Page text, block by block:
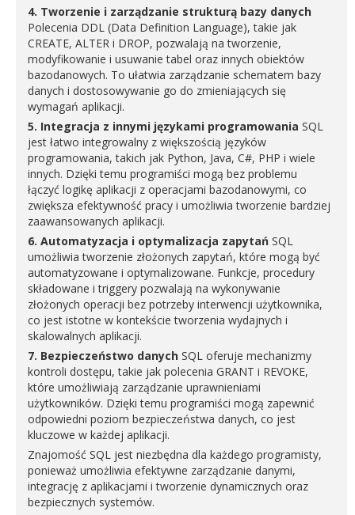
4. Tworzenie i zarządzanie strukturą bazy danych
Polecenia DDL (Data Definition Language), takie jak
CREATE, ALTER i DROP, pozwalają na tworzenie,
modyfikowanie i usuwanie tabel oraz innych obiektów
bazodanowych. To ułatwia zarządzanie schematem bazy
danych i dostosowywanie go do zmieniających się
wymagań aplikacji.
5. Integracja z innymi językami programowania SQL
jest łatwo integrowalny z większością języków
programowania, takich jak Python, Java, C#, PHP i wiele
innych. Dzięki temu programiści mogą bez problemu
łączyć logikę aplikacji z operacjami bazodanowymi, co
zwiększa efektywność pracy i umożliwia tworzenie bardziej
zaawansowanych aplikacji.
6. Automatyzacja i optymalizacja zapytań SQL
umożliwia tworzenie złożonych zapytań, które mogą być
automatyzowane i optymalizowane. Funkcje, procedury
składowane i triggery pozwalają na wykonywanie
złożonych operacji bez potrzeby interwencji użytkownika,
co jest istotne w kontekście tworzenia wydajnych i
skalowalnych aplikacji.
7. Bezpieczeństwo danych SQL oferuje mechanizmy
kontroli dostępu, takie jak polecenia GRANT i REVOKE,
które umożliwiają zarządzanie uprawnieniami
użytkowników. Dzięki temu programiści mogą zapewnić
odpowiedni poziom bezpieczeństwa danych, co jest
kluczowe w każdej aplikacji.
Znajomość SQL jest niezbędna dla każdego programisty,
ponieważ umożliwia efektywne zarządzanie danymi,
integrację z aplikacjami i tworzenie dynamicznych oraz
bezpiecznych systemów.